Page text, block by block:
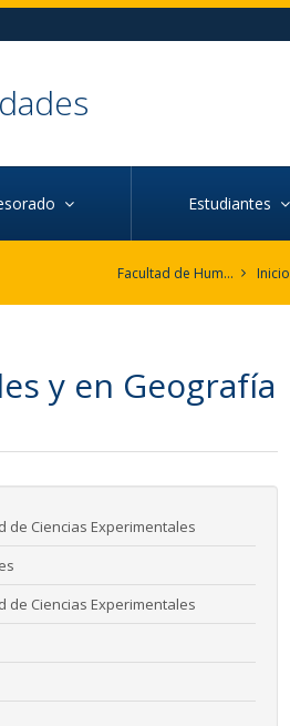
Estudiantes
Facultad de Humanidades Inicio
y en Geografía
de Ciencias Experimentales
de Ciencias Experimentales